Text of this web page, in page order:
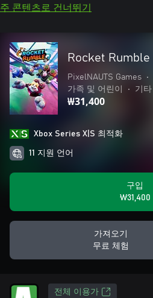
주 콘텐츠로 건너뛰기
Rocket Rumble
PixelNAUTS Games •
가족 및 어린이
• 기타
₩31,400
Xbox Series X|S 최적화
11 지원 언어
구입
₩31,400
가져오기
무료 체험
전체 이용가